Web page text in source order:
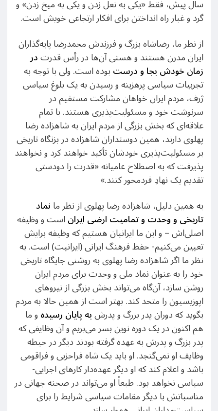
سال پیش، فقط «یکی به نعل زدن و یکی به میخ زدن» و
گرد و غبار راه انداختن برای افکار ارتجاعی خویش است.
از نظر ما، رضاشاه بزرگ و فرزندش محمدرضا پایه‌گذاران
ایران مدرن هستند و هستی آن‌ها در رأس قدرتدر
زمان خودش بجا و درستبوده است. ولی با توجه به
تجربیات سیاسی پرهزینه و رسیدن به یک بلوغ سیاسی
ژرف، مردم ایران خواهان مشارکت مستقیم در
سرنوشت خود و مسئولیت‌پذیری هستند. با تمام
علاقه‌ای که بخش بزرگی از مردم ایران به شاهزاده رضا
پهلوی دارند، همین دوستداران شاهزاده در بزنگاه تاریخی
بر مسئولیت‌پذیری خودشان تأکید خواهند کرد و نخواهند
پذیرفت که به اصطلاح عامیانه «قدرت را دودستی
تقدیم یک نهادِ فردمحور کنند.»
به همین دلیل، شاهزاده رضا پهلوی از نظر مانماد
تاریخی و وحدت و تمامیت ارضی ایراناست و وظیفه‌
اصلی‌اش – و این ما ایرانیان هستیم که وظیفه برایش
تعیین می‌کنیم- حفظ فرهنگ ایرانی (ایرانیت) است. به
نظر ما اگر شاهزاده رضا پهلوی به روشنی جایگاه تاریخی
خود را به عنوان نماد ملی و وحدت برای مردم ایران
روشن سازد، آن‌گاه می‌تواند بخش بزرگی از نیروهای
اپوزیسیون را متحد کند. بهتر است از همین حالا به مردم
بگوید که دوران پدر بزرگ و پدرشبه پایان رسیدهو ما
هم اکنون در یک دوره نوین بسر می‌بریم و آن وظایفی که
پدر بزرگ و پدرش به عهده گرفته بودند دیگر در حیطه
وظایف او نمی‌گنجد. او باید یک شاه فراحزبی و فراقومی
باشد و اعلام کند که او دیگر عهده‌دار کارهای اجرایی-
سیاسی نخواهد بود. طبعاً او می‌تواند در صحنه جهانی در
مناسباتش با دیگر مقامات سیاسی شرایط را برای